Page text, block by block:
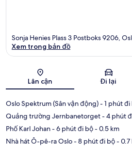
Bản đồ
Sonja Henies Plass 3 Postboks 9206,
Xem trong bản đồ
Lân cận Đi lại
Oslo Spektrum (Sân vận động)- 1 phút đi
Quảng trường Jernbanetorget- 4 phút
Phố Karl Johan- 6 phút đi bộ- 0.5 km
Nhà hát Ô-pê-ra Oslo- 8 phút đi bộ- 0.7